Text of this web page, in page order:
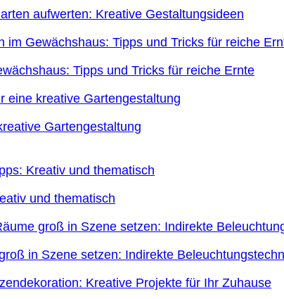
aufwerten: Kreative Gestaltungsideen
Tipps und Tricks für reiche Ernte
Gartengestaltung
und thematisch
in Szene setzen: Indirekte